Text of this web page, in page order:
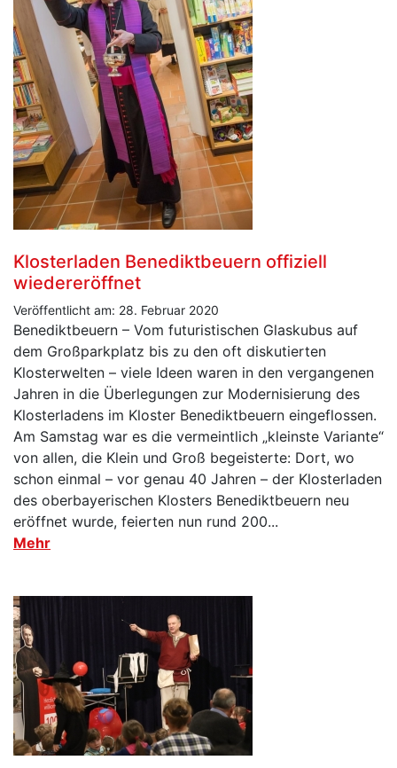
Klosterladen Benediktbeuern offiziell
wiedereröffnet
Veröffentlicht am: 28. Februar 2020
Benediktbeuern – Vom futuristischen Glaskubus auf
dem Großparkplatz bis zu den oft diskutierten
Klosterwelten – viele Ideen waren in den vergangenen
Jahren in die Überlegungen zur Modernisierung des
Klosterladens im Kloster Benediktbeuern eingeflossen.
Am Samstag war es die vermeintlich „kleinste Variante“
von allen, die Klein und Groß begeisterte: Dort, wo
schon einmal – vor genau 40 Jahren – der Klosterladen
des oberbayerischen Klosters Benediktbeuern neu
eröffnet wurde, feierten nun rund 200...
Mehr